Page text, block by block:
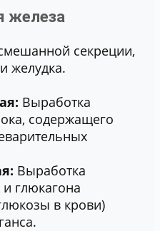
железа
секреции,
желудка.
Выработка
содержащего
Выработка
глюкагона
в крови)